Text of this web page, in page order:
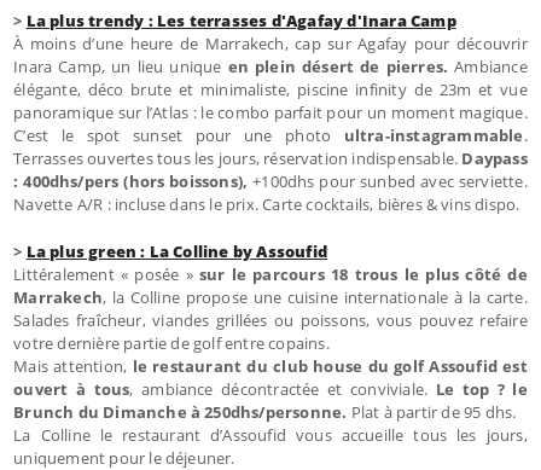
> La plus trendy : Les terrasses d'Agafay d'Inara Camp
À moins d’une heure de Marrakech, cap sur Agafay pour découvrir
Inara Camp, un lieu unique en plein désert de pierres. Ambiance
élégante, déco brute et minimaliste, piscine infinity de 23m et vue
panoramique sur l’Atlas : le combo parfait pour un moment magique.
C’est le spot sunset pour une photo ultra-instagrammable.
Terrasses ouvertes tous les jours, réservation indispensable. Daypass
: 400dhs/pers (hors boissons), +100dhs pour sunbed avec serviette.
Navette A/R : incluse dans le prix. Carte cocktails, bières & vins dispo.
> La plus green : La Colline by Assoufid
Littéralement « posée » sur le parcours 18 trous le plus côté de
Marrakech, la Colline propose une cuisine internationale à la carte.
Salades fraîcheur, viandes grillées ou poissons, vous pouvez refaire
votre dernière partie de golf entre copains.
Mais attention, le restaurant du club house du golf Assoufid est
ouvert à tous, ambiance décontractée et conviviale. Le top ? le
Brunch du Dimanche à 250dhs/personne. Plat à partir de 95 dhs.
La Colline le restaurant d’Assoufid vous accueille tous les jours,
uniquement pour le déjeuner.